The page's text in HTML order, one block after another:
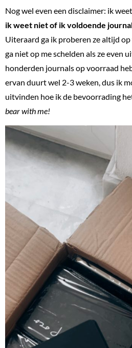
Nog wel even een disclaimer: ik
ik weet niet of ik voldoende
Uiteraard ga ik proberen ze altijd
ga niet op me schelden als ze even
honderden journals op voorraad
ervan duurt wel 2-3 weken, dus ik
uitvinden hoe ik de bevoorrading
bear with me!